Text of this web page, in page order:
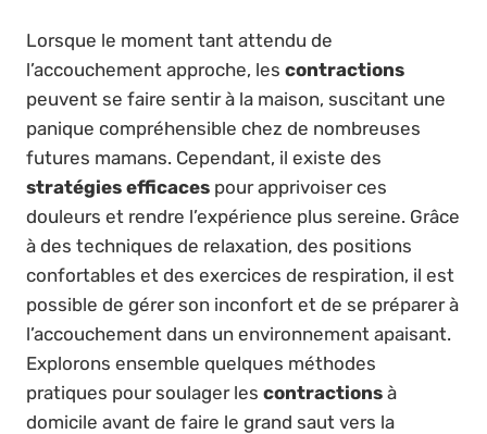
Lorsque le moment tant attendu de
l’accouchement approche, les contractions
peuvent se faire sentir à la maison, suscitant une
panique compréhensible chez de nombreuses
futures mamans. Cependant, il existe des
stratégies efficaces pour apprivoiser ces
douleurs et rendre l’expérience plus sereine. Grâce
à des techniques de relaxation, des positions
confortables et des exercices de respiration, il est
possible de gérer son inconfort et de se préparer à
l’accouchement dans un environnement apaisant.
Explorons ensemble quelques méthodes
pratiques pour soulager les contractions à
domicile avant de faire le grand saut vers la